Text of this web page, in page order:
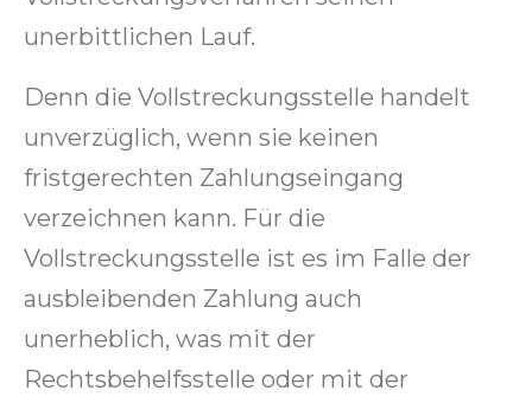
unerbittlichen Lauf.
Denn die Vollstreckungsstelle handelt
unverzüglich, wenn sie keinen
fristgerechten Zahlungseingang
verzeichnen kann. Für die
Vollstreckungsstelle ist es im Falle der
ausbleibenden Zahlung auch
unerheblich, was mit der
Rechtsbehelfsstelle oder mit der